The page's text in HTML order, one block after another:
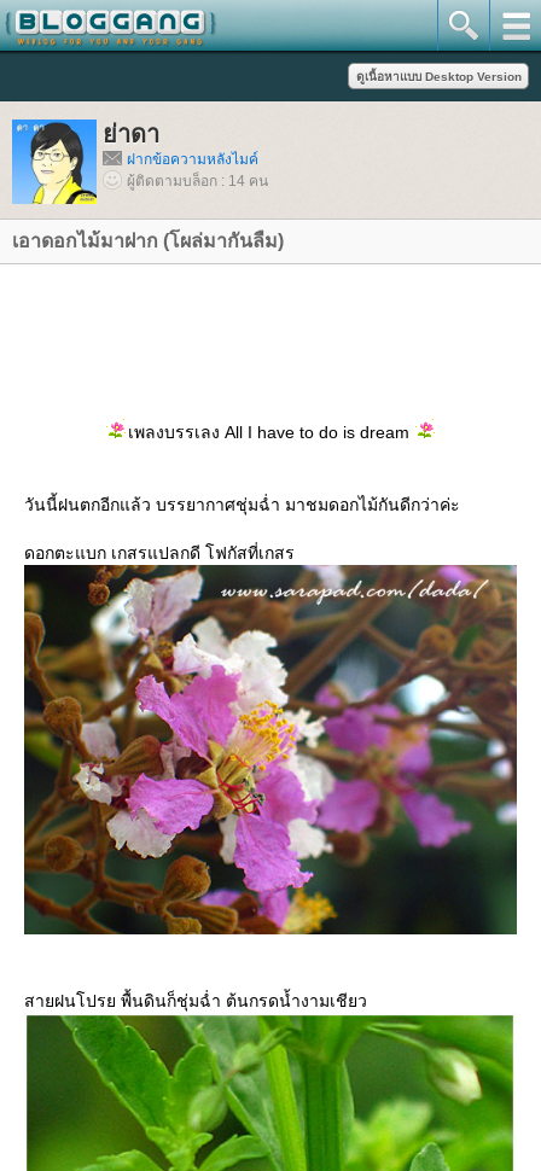
่าดา
ฝากข้อความหลังไมค์
ผู้ติดตามบล็อก : 14 คน
เอาดอกไม้มาฝาก (โผล่มากันลืม)
เพลงบรรเลง All I have to do is dream
วันนี้ฝนตกอีกแล้ว บรรยากาศชุ่มฉ่ำ มาชมดอกไม้กันดีกว่าค่ะ
ดอกตะแบก เกสรแปลกดี โฟกัสที่เกสร
สายฝนโปรย พื้นดินก็ชุ่มฉ่ำ ต้นกรดน้ำงามเชียว